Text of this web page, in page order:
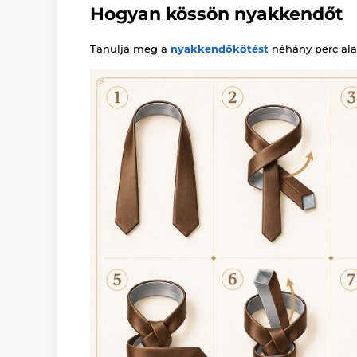
Hogyan kössön nyakkendőt
Tanulja meg a nyakkendőkötést néhány perc